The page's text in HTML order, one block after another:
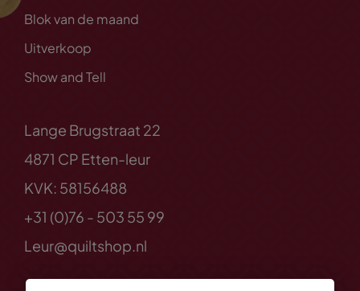
Blok van de maand
Uitverkoop
Show and Tell
Lange Brugstraat 22
4871 CP Etten-leur
KVK: 58156488
+31 (0)76 - 503 55 99
Leur@quiltshop.nl